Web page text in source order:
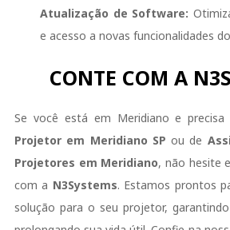
Atualização de Software:
e acesso a novas funcionalidades
CONTE COM A
Se você está em Meridiano e precisa
Projetor em Meridiano SP ou de
Projetores em Meridiano, não hesite
com a N3Systems. Estamos prontos
solução para o seu projetor,